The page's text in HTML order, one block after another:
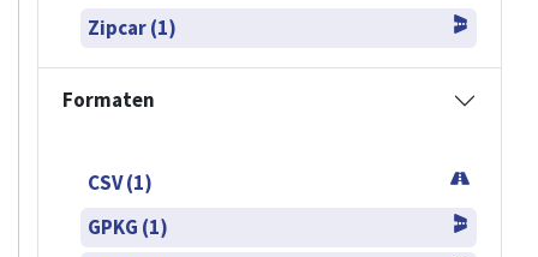
Zipcar (1)
Formaten
CSV (1)
GPKG (1)